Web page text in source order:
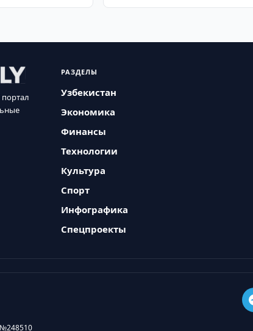
РАЗДЕЛЫ
Узбекистан
Экономика
Финансы
Технологии
Культура
Спорт
Инфографика
Спецпроекты